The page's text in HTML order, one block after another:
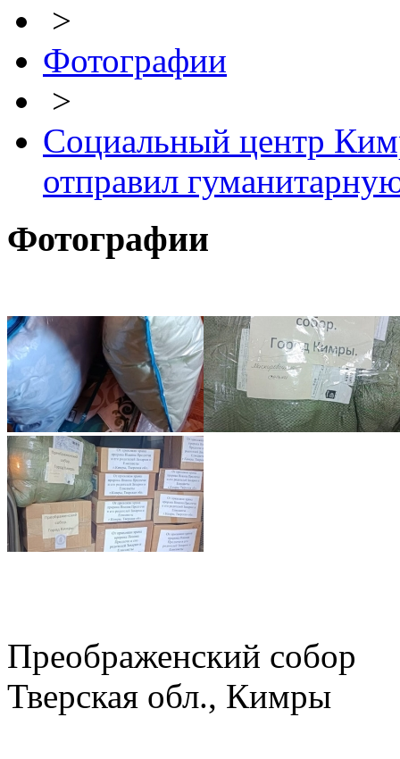
>
Фотографии
>
Социальный центр
отправил
Фотографии
Преображенский собор
Тверская обл., Кимры